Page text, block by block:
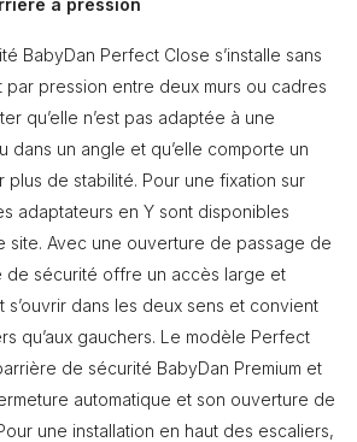
BabyDan Perfect Close s’installe sans
par pression entre deux murs ou cadres
qu’elle n’est pas adaptée à une
dans un angle et qu’elle comporte un
plus de stabilité. Pour une fixation sur
adaptateurs en Y sont disponibles
site. Avec une ouverture de passage de
de sécurité offre un accès large et
s’ouvrir dans les deux sens et convient
qu’aux gauchers. Le modèle Perfect
de sécurité BabyDan Premium et
automatique et son ouverture de
une installation en haut des escaliers,